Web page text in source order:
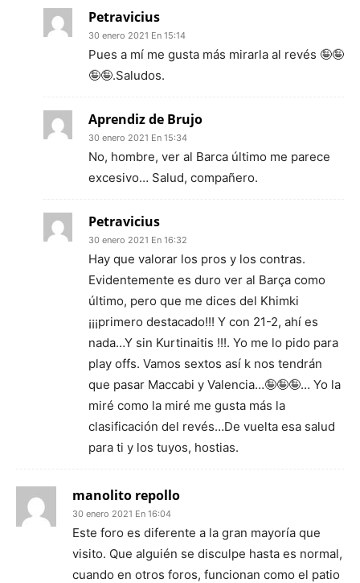
Petravicius
30 enero 2021 En 15:14
Pues a mí me gusta más mirarla al revés 🤪🤪
🤪🤪.Saludos.
Aprendiz de Brujo
30 enero 2021 En 15:34
No, hombre, ver al Barca último me parece
excesivo… Salud, compañero.
Petravicius
30 enero 2021 En 16:32
Hay que valorar los pros y los contras.
Evidentemente es duro ver al Barça como
último, pero que me dices del Khimki
¡¡¡primero destacado!!! Y con 21-2, ahí es
nada…Y sin Kurtinaitis !!!. Yo me lo pido para
play offs. Vamos sextos así k nos tendrán
que pasar Maccabi y Valencia…🤪🤪🤪… Yo la
miré como la miré me gusta más la
clasificación del revés…De vuelta esa salud
para ti y los tuyos, hostias.
manolito repollo
30 enero 2021 En 16:04
Este foro es diferente a la gran mayoría que
visito. Que alguién se disculpe hasta es normal,
cuando en otros foros, funcionan como el patio